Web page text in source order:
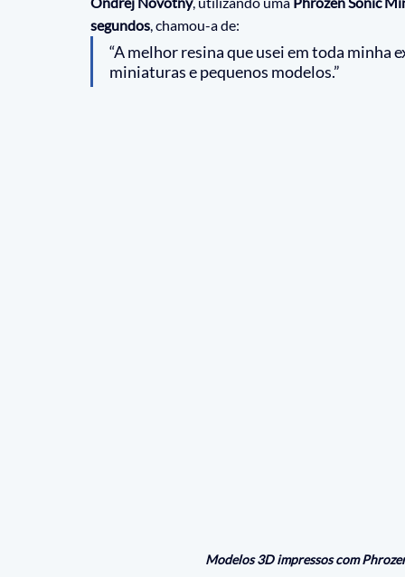
segundos , chamou-a de:
“A melhor resina que usei em toda minha
miniaturas e pequenos modelos.”
Modelos 3D impressos com